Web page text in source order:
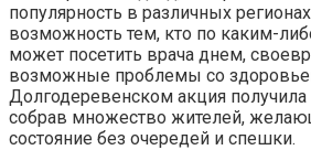
популярность в различных
возможность тем, кто по каким-
может посетить врача днем,
возможные проблемы со
Долгодеревенском акция
собрав множество жителей,
состояние без очередей и спешки.